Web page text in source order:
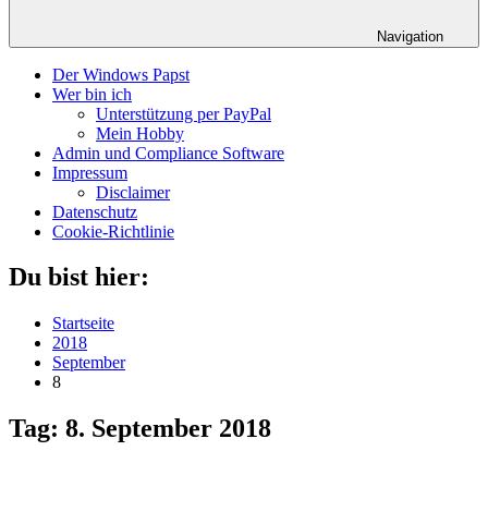
Navigation
Der Windows Papst
Wer bin ich
Unterstützung per PayPal
Mein Hobby
Admin und Compliance Software
Impressum
Disclaimer
Datenschutz
Cookie-Richtlinie
Du bist hier:
Startseite
2018
September
8
Tag: 8. September 2018